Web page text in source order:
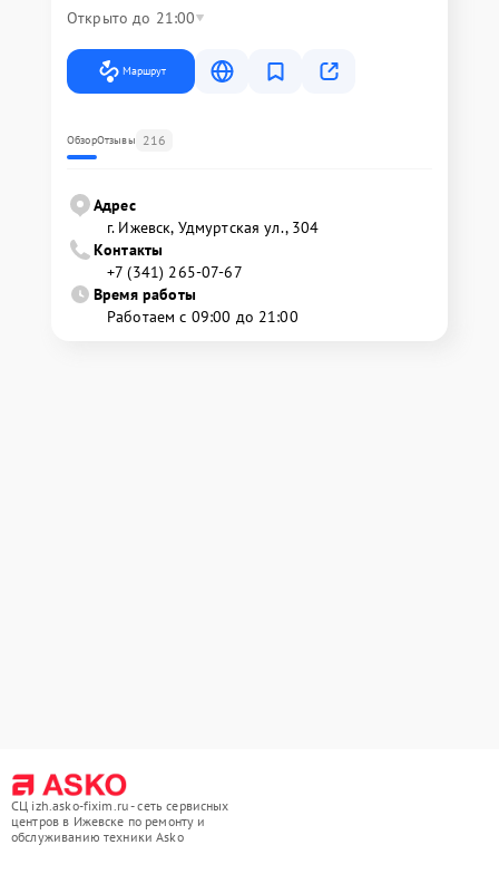
Открыто до 21:00
Маршрут
ОбзорОтзывы 216
Адрес
г. Ижевск, Удмуртская ул., 304
Контакты
+7 (341) 265-07-67
Время работы
Работаем с 09:00 до 21:00
СЦ izh.asko-fixim.ru - сеть сервисных
центров в Ижевске по ремонту и
обслуживанию техники Asko